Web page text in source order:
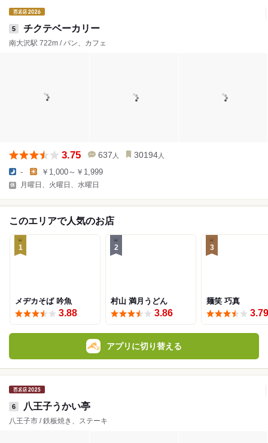
5 チクテベーカリー
南大沢駅 722m / パン、カフェ
3.75 637 人 30194 人
- ￥1,000～￥1,999
月曜日、火曜日、水曜日
このエリアで人気のお店
1
メヂカそば 吟魚
3.88
2
村山 満月うどん
3.86
3
麺笑 巧真
3.79
アプリに切り替える
6 八王子うかい亭
八王子市 / 鉄板焼き、ステーキ